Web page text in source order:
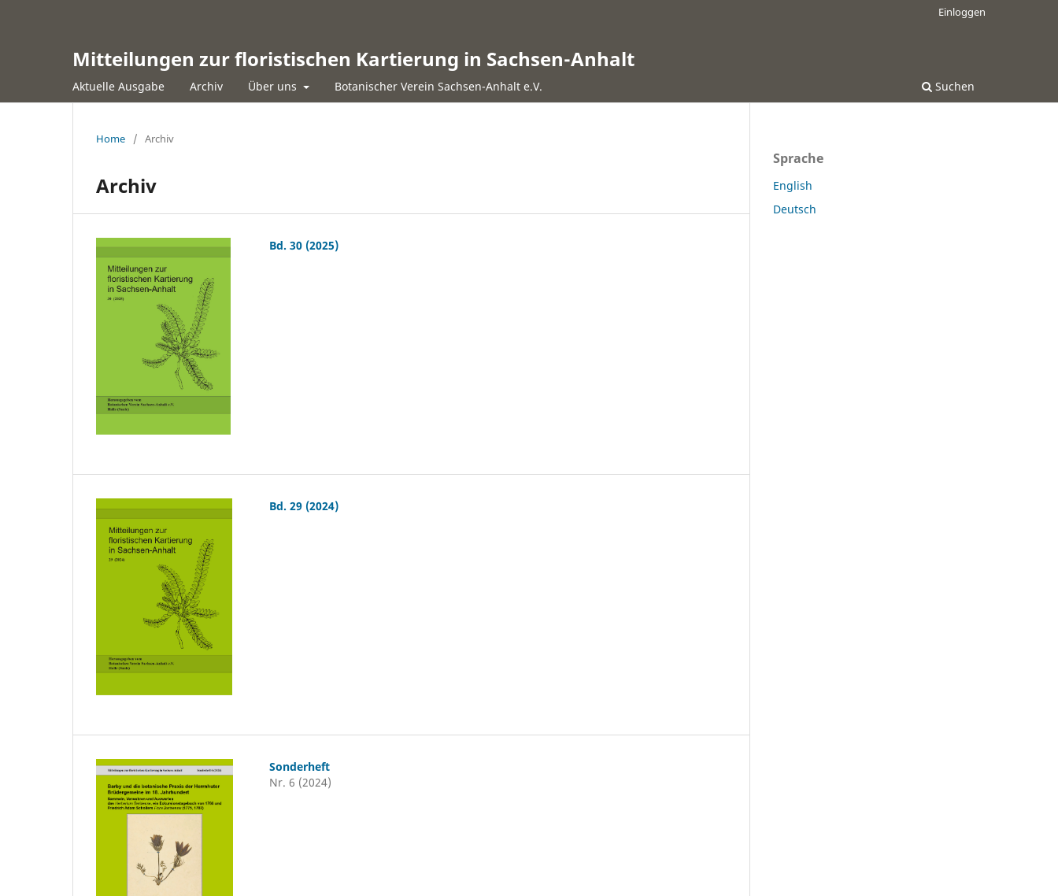
Mitteilungen zur floristischen Kartierung in Sachsen-Anhalt
Aktuelle Ausgabe Archiv Über uns Botanischer Verein Sachsen-Anhalt e.V. Suchen
Einloggen
Home / Archiv
Archiv
Bd. 30 (2025)
Bd. 29 (2024)
Sonderheft
Nr. 6 (2024)
Sprache
English
Deutsch